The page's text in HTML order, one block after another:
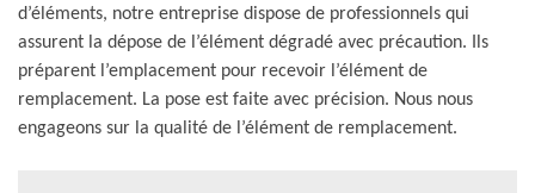
d’éléments, notre entreprise dispose de professionnels qui
assurent la dépose de l’élément dégradé avec précaution. Ils
préparent l’emplacement pour recevoir l’élément de
remplacement. La pose est faite avec précision. Nous nous
engageons sur la qualité de l’élément de remplacement.